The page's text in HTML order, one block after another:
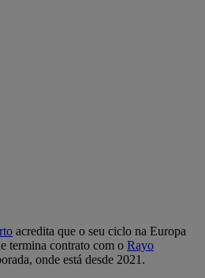
acredita que o seu ciclo na Europa
termina contrato com o Rayo
onde está desde 2021.